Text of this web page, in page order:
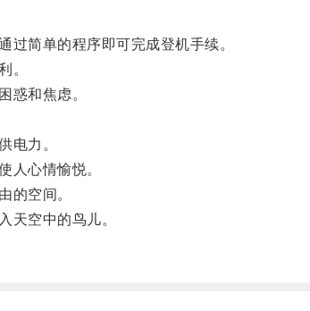
简单的程序即可完成登机手续。
。
和焦虑。
电力。
心情愉悦。
的空间。
空中的鸟儿。